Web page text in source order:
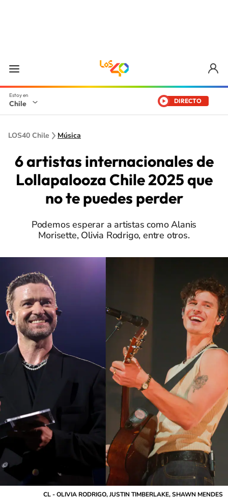
Chile DIRECTO
LOS40 Chile Música
6 artistas internacionales de
Lollapalooza Chile 2025 que
no te puedes perder
Podemos esperar a artistas como Alanis
Morisette, Olivia Rodrigo, entre otros.
CL - OLIVIA RODRIGO, JUSTIN TIMBERLAKE, SHAWN MENDES